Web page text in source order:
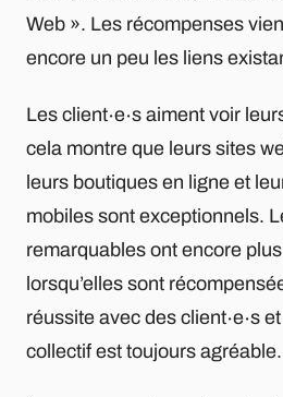
Web ». Les récompenses
encore un peu les liens
Les client∙e∙s aiment voir
cela montre que leurs sites
leurs boutiques en ligne et
mobiles sont exceptionnels.
remarquables ont encore
lorsqu’elles sont
réussite avec des client∙e∙s
collectif est toujours agréable.